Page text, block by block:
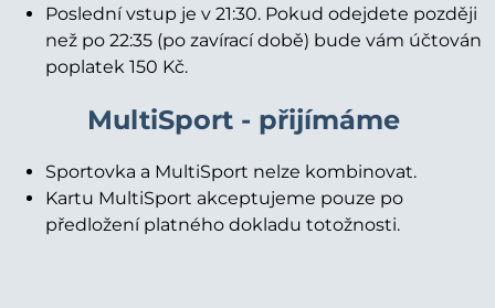
Poslední vstup je v 21:30. Pokud odejdete později
než po 22:35 (po zavírací době) bude vám účtován
poplatek 150 Kč.
MultiSport - přijímáme
Sportovka a MultiSport nelze kombinovat.
Kartu MultiSport akceptujeme pouze po
předložení platného dokladu totožnosti.